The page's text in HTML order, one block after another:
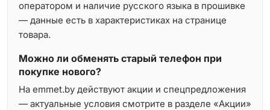
оператором и наличие русского языка в прошивке
— данные есть в характеристиках на странице
товара.
Можно ли обменять старый телефон при
покупке нового?
На emmet.by действуют акции и спецпредложения
— актуальные условия смотрите в разделе «Акции»